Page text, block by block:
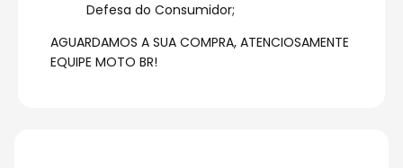
Defesa do Consumidor;
AGUARDAMOS A SUA COMPRA, ATENCIOSAMENTE
EQUIPE MOTO BR!